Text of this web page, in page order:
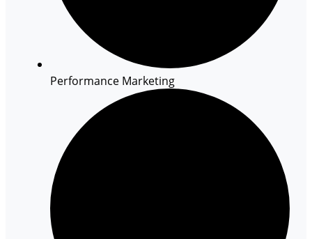
Performance Marketing